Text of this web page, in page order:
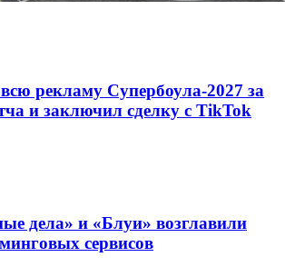
рекламу Супербоула-2027 за
и заключил сделку с TikTok
дела» и «Блуи» возглавили
сервисов